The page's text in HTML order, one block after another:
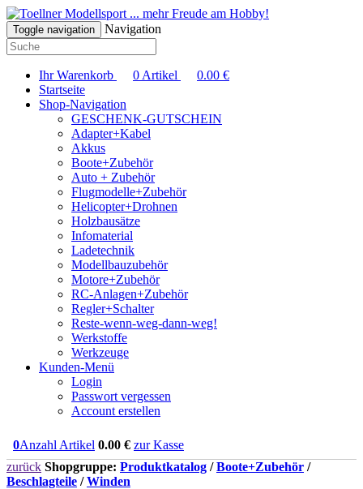
... mehr Freude am Hobby!
Toggle navigation Navigation
Ihr Warenkorb 0 Artikel 0.00 €
Startseite
Shop-Navigation
GESCHENK-GUTSCHEIN
Adapter+Kabel
Akkus
Boote+Zubehör
Auto + Zubehör
Flugmodelle+Zubehör
Helicopter+Drohnen
Holzbausätze
Infomaterial
Ladetechnik
Modellbauzubehör
Motore+Zubehör
RC-Anlagen+Zubehör
Regler+Schalter
Reste-wenn-weg-dann-weg!
Werkstoffe
Werkzeuge
Kunden-Menü
Login
Passwort vergessen
Account erstellen
0Anzahl Artikel 0.00 € zur Kasse
zurück Shopgruppe: Produktkatalog /Boote+Zubehör /
Beschlagteile /Winden